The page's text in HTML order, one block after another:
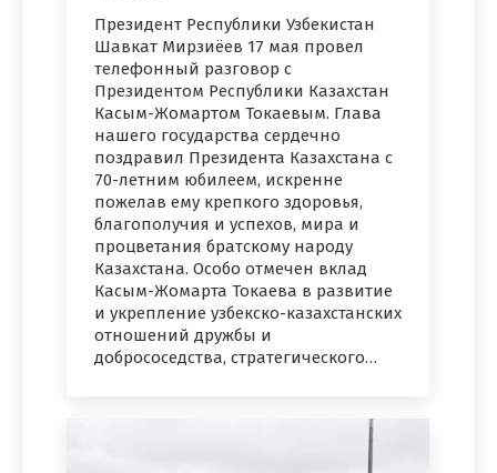
Президент Республики Узбекистан
Шавкат Мирзиёев 17 мая провел
телефонный разговор с
Президентом Республики Казахстан
Касым-Жомартом Токаевым. Глава
нашего государства сердечно
поздравил Президента Казахстана с
70-летним юбилеем, искренне
пожелав ему крепкого здоровья,
благополучия и успехов, мира и
процветания братскому народу
Казахстана. Особо отмечен вклад
Касым-Жомарта Токаева в развитие
и укрепление узбекско-казахстанских
отношений дружбы и
добрососедства, стратегического…